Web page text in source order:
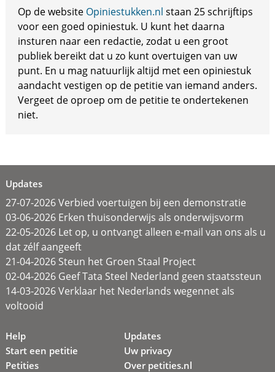
Op de website Opiniestukken.nl staan 25 schrijftips
voor een goed opiniestuk. U kunt het daarna
insturen naar een redactie, zodat u een groot
publiek bereikt dat u zo kunt overtuigen van uw
punt. En u mag natuurlijk altijd met een opiniestuk
aandacht vestigen op de petitie van iemand anders.
Vergeet de oproep om de petitie te ondertekenen
niet.
Updates
27-07-2026 Verbied voertuigen bij een demonstratie
03-06-2026 Erken thuisonderwijs als onderwijsvorm
22-05-2026 Let op, u ontvangt alleen e-mail van ons als u
dat zélf aangeeft
21-04-2026 Steun het Groen Staal Project
02-04-2026 Geef Tata Steel Nederland geen staatssteun
14-03-2026 Verklaar het Nederlands wegennet als
voltooid
Help
Start een petitie
Petities
Updates
Uw privacy
Over petities.nl